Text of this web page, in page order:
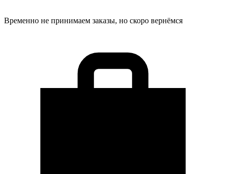
Временно не принимаем заказы, но скоро вернёмся